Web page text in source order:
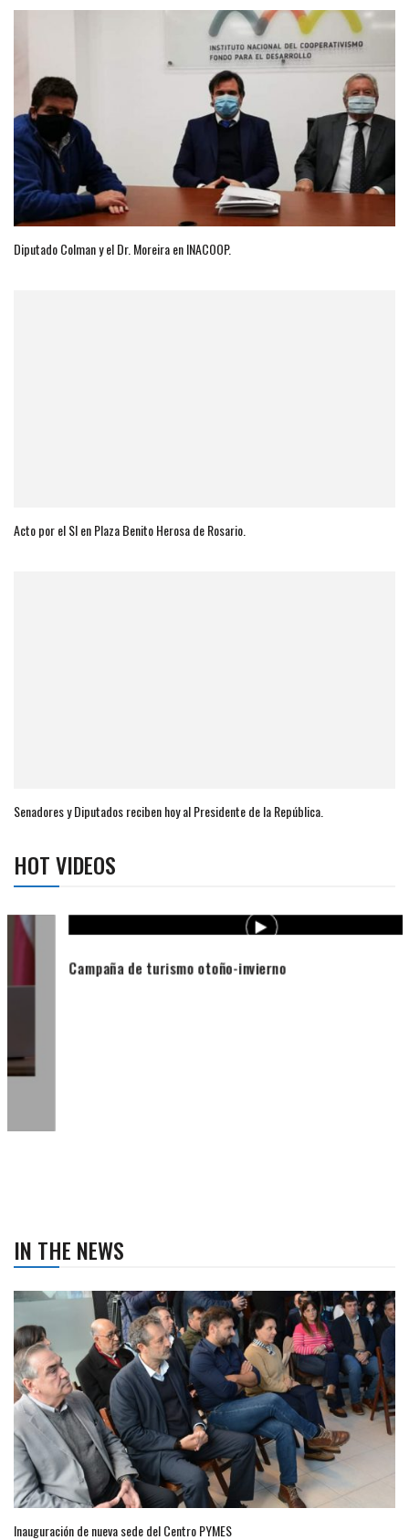
Diputado Colman y el Dr. Moreira en INACOOP.
Acto por el SI en Plaza Benito Herosa de Rosario.
Senadores y Diputados reciben hoy al Presidente de la República.
HOT VIDEOS
Campaña de turismo otoño-invierno
IN THE NEWS
Inauguración de nueva sede del Centro PYMES